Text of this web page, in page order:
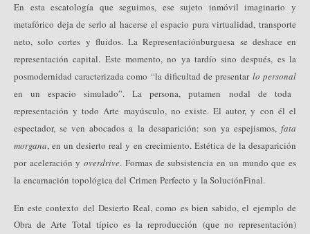
En esta escatología que seguimos, ese sujeto inmóvil imaginario y
metafórico deja de serlo al hacerse el espacio pura virtualidad, transporte
neto, solo cortes y fluidos. La Representaciónburguesa se deshace en
representación capital. Este momento, no ya tardío sino después, es la
posmodernidad caracterizada como “la dificultad de presentar lo personal
en un espacio simulado”. La persona, putamen nodal de toda
representación y todo Arte mayúsculo, no existe. El autor, y con él el
espectador, se ven abocados a la desaparición: son ya espejismos, fata
morgana, en un desierto real y en crecimiento. Estética de la desaparición
por aceleración yoverdrive. Formas de subsistencia en un mundo que es
la encarnación topológica del Crimen Perfecto y la SoluciónFinal.
En este contexto del Desierto Real, como es bien sabido, el ejemplo de
Obra de Arte Total típico es la reproducción (que no representación)